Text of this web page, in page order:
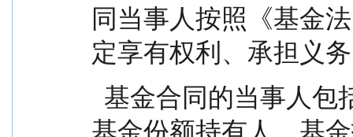
同当事人按照《基金
定享有权利、承担义
基金份额持有人。基